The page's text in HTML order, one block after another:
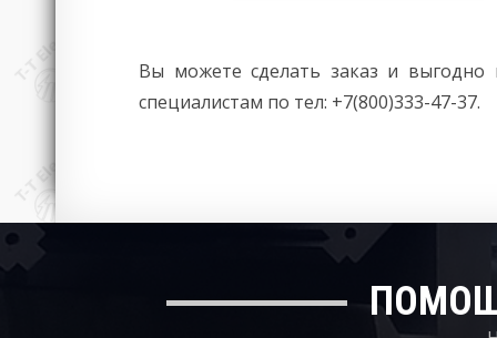
Вы можете сделать заказ и выгодно
специалистам по тел: +7(800)333-47-37.